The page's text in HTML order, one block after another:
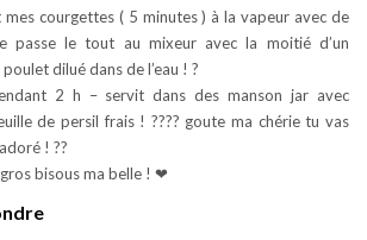
mes courgettes ( 5 minutes ) à la vapeur avec de
passe le tout au mixeur avec la moitié d’un
dilué dans de l’eau ! ?
2 h – servit dans des manson jar avec
de persil frais ! ???? goute ma chérie tu vas
! ??
bisous ma belle ! ❤